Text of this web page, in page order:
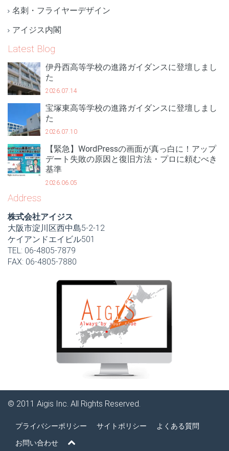
名刺・フライヤーデザイン
アイジス内閣
Latest Blog
伊丹西高等学校の進路ガイダンスに登壇しまし
た
2026.07.14
宝塚東高等学校の進路ガイダンスに登壇しまし
た
2026.07.10
【緊急】WordPressの画面が真っ白に！アップ
デート失敗の原因と復旧方法・プロに頼むべき
基準
2026.06.05
Address
株式会社アイジス
大阪市淀川区西中島5-2-12
ケイアンドエイビル501
TEL: 06-4805-7879
FAX: 06-4805-7880
© 2011 Aigis Inc. All Rights Reserved.
プライバシーポリシー サイトポリシー よくある質問
お問い合わせ